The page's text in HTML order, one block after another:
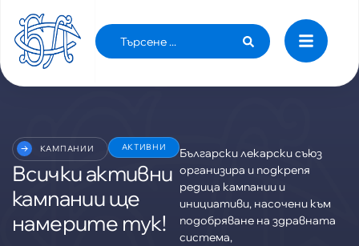
КАМПАНИИ АКТИВНИ
Всички активни
кампании ще
намерите тук!
Български лекарски съюз
организира и подкрепя
редица кампании и
инициативи, насочени към
подобряване на здравната
система,